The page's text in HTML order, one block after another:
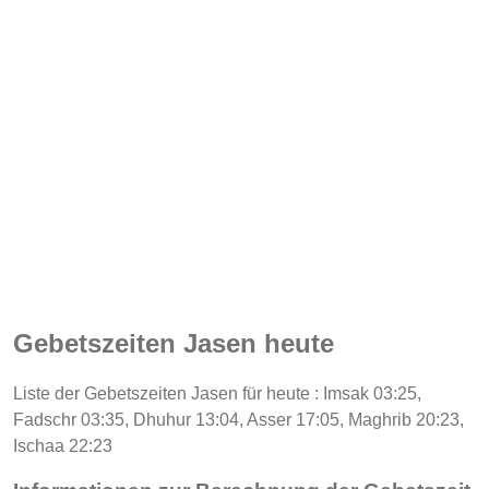
Gebetszeiten Jasen heute
Liste der Gebetszeiten Jasen für heute : Imsak 03:25,
Fadschr 03:35, Dhuhur 13:04, Asser 17:05, Maghrib 20:23,
Ischaa 22:23